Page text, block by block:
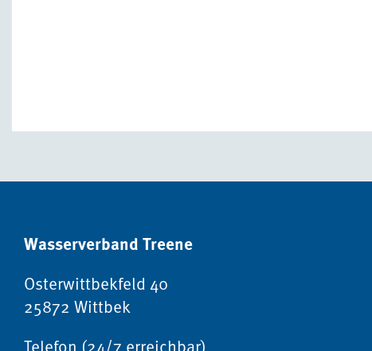
Wasserverband Treene
Osterwittbekfeld 40
25872 Wittbek
Telefon (24/7 erreichbar)